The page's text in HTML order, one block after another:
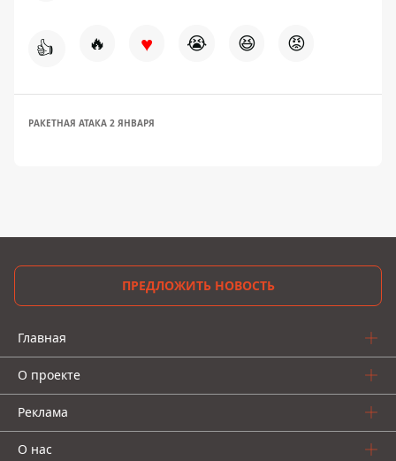
👍 🔥 ♥ 😭 😆 😡
РАКЕТНАЯ АТАКА 2 ЯНВАРЯ
ПРЕДЛОЖИТЬ НОВОСТЬ
Главная
О проекте
Реклама
О нас